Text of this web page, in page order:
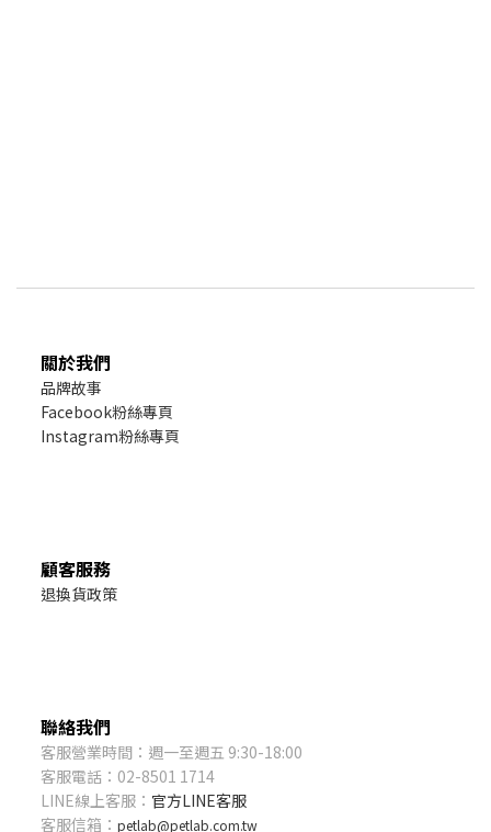
關於我們
品牌故事
Facebook粉絲專頁
Instagram粉絲專頁
顧客服務
退換貨政策
聯絡我們
客服營業時間：週一至週五 9:30-18:00
客服電話：02-8501 1714
LINE線上客服： 官方LINE客服
客服信箱： petlab@petlab.com.tw